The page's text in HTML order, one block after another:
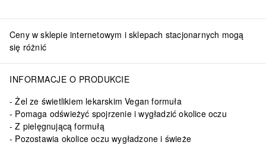
Ceny w sklepie internetowym i sklepach stacjonarnych mogą
się różnić
INFORMACJE O PRODUKCIE
Żel ze świetlikiem lekarskim Vegan formuła
Pomaga odświeżyć spojrzenie i wygładzić okolice oczu
Z pielęgnującą formułą
Pozostawia okolice oczu wygładzone i świeże